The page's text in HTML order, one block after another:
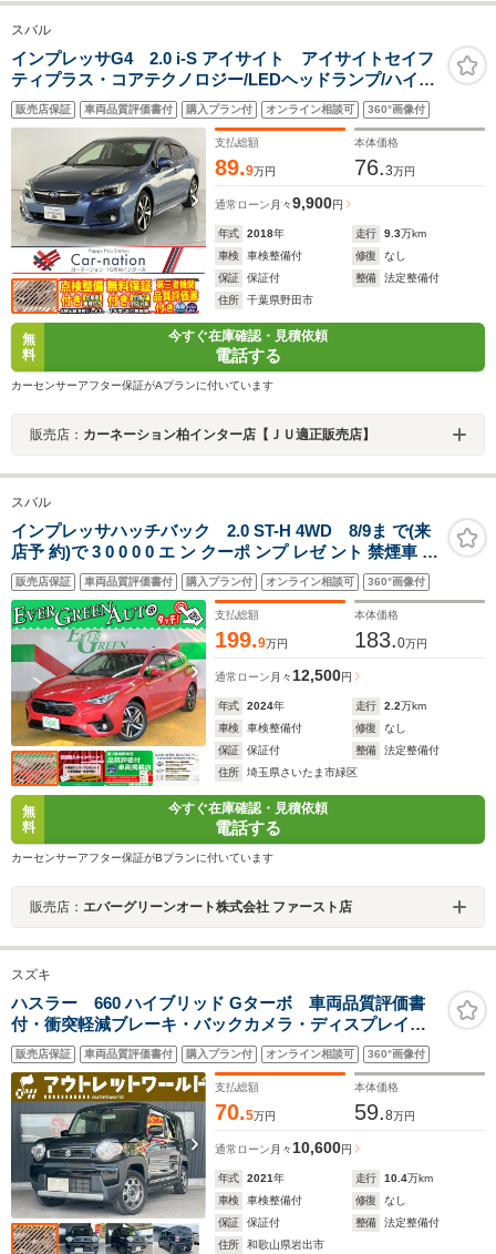
スバル
インプレッサG4 2.0 i-S アイサイト アイサイトセイフ
ティプラス・コアテクノロジー/LEDヘッドランプ/ハイビ
ームアシスト/後側方警戒/前席パワーシート/サイド・バッ
クカメラ/純正DIATONEビルトインナビ/ETC2.0/純正ドラ
販売店保証 車両品質評価書付 購入プラン付 オンライン相談可 360°画像付
支払総額
89.9万円
本体価格
76.3万円
通常ローン 月々9,900円
年式 2018年 走行 9.3万km
車検
車検整備付 修復
なし
保証
保証付 整備
法定整備付
住所
千葉県野田市
無
料
今すぐ在庫確認・見積依頼
電話する
カーセンサーアフター保証がAプランに付いています
販売店： カーネーション柏インター店【ＪＵ適正販売店】
スバル
インプレッサハッチバック 2.0 ST-H 4WD 8/9ま で(来
店予 約)で 3 0 0 0 0 エ ン クーポ ンプ レゼ ント 禁煙車 新
世代アイサイト 全周囲モニター 純正メモリナビ シートヒ
ーター ETC2.0 Bluetooth パワーシート 電動パーキング
アルミペダル LEDライト
販売店保証 車両品質評価書付 購入プラン付 オンライン相談可 360°画像付
支払総額
199.9万円
本体価格
183.0万円
通常ローン 月々 12,500円
年式 2024年 走行 2.2万km
車検
車検整備付 修復
なし
保証
保証付 整備
法定整備付
住所
埼玉県さいたま市緑区
無
料
今すぐ在庫確認・見積依頼
電話する
カーセンサーアフター保証がBプランに付いています
販売店： エバーグリーンオート株式会社 ファースト店
スズキ
ハスラー 660 ハイブリッド Gターボ 車両品質評価書
付・衝突軽減ブレーキ・バックカメラ・ディスプレイオ
ーディオ・アダクティブクルーズコントロール・
Bluetooth・運転席助手席シートヒーター・Aエアコン・
オートライト・クリアランスソナー
販売店保証 車両品質評価書付 購入プラン付 オンライン相談可 360°画像付
支払総額
70.5万円
本体価格
59.8万円
通常ローン 月々 10,600円
年式 2021年 走行 10.4万km
車検
車検整備付 修復
なし
保証
保証付 整備
法定整備付
住所
和歌山県岩出市